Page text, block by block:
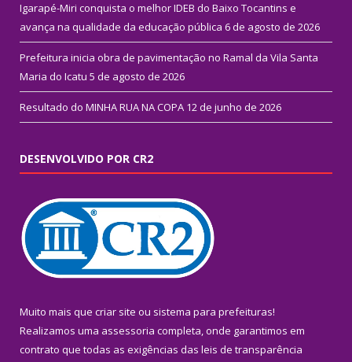
Igarapé-Miri conquista o melhor IDEB do Baixo Tocantins e
avança na qualidade da educação pública 6 de agosto de 2026
Prefeitura inicia obra de pavimentação no Ramal da Vila Santa
Maria do Icatu 5 de agosto de 2026
Resultado do MINHA RUA NA COPA 12 de junho de 2026
DESENVOLVIDO POR CR2
Muito mais que criar site ou sistema para prefeituras!
Realizamos uma assessoria completa, onde garantimos em
contrato que todas as exigências das leis de transparência